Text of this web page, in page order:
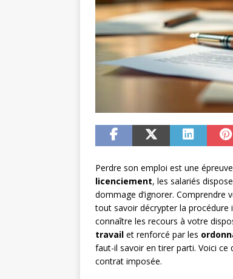
Perdre son emploi est une
licenciement, les salariés
dommage d’ignorer. Comprendre
tout savoir décrypter la
connaître les recours à votre
travail et renforcé par les
faut-il savoir en tirer parti. Voici
contrat imposée.